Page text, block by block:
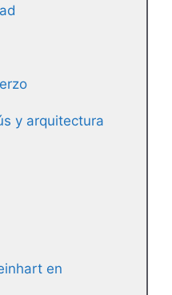
y arquitectura
en